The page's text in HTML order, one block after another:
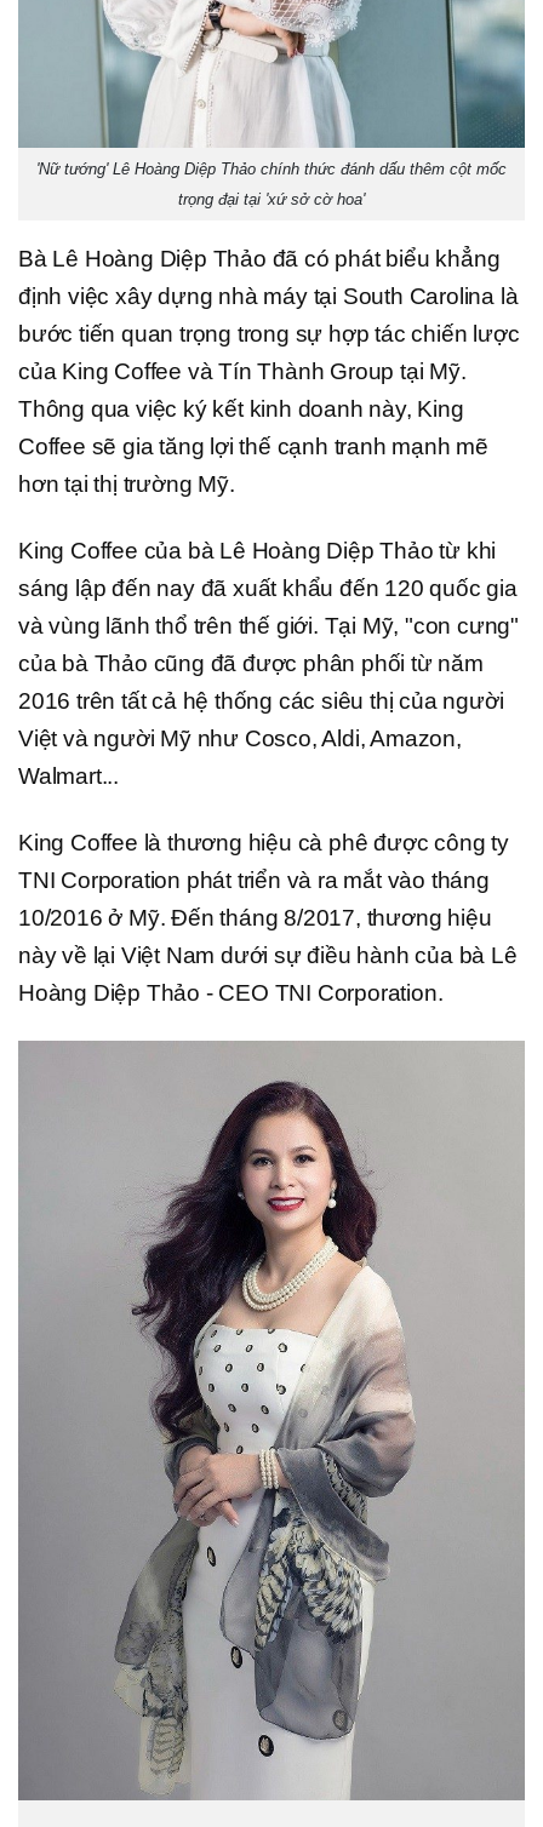
'Nữ tướng' Lê Hoàng Diệp Thảo chính thức đánh dấu thêm cột mốc
trọng đại tại 'xứ sở cờ hoa'
Bà Lê Hoàng Diệp Thảo đã có phát biểu khẳng
định việc xây dựng nhà máy tại South Carolina là
bước tiến quan trọng trong sự hợp tác chiến lược
của King Coffee và Tín Thành Group tại Mỹ.
Thông qua việc ký kết kinh doanh này, King
Coffee sẽ gia tăng lợi thế cạnh tranh mạnh mẽ
hơn tại thị trường Mỹ.
King Coffee của bà Lê Hoàng Diệp Thảo từ khi
sáng lập đến nay đã xuất khẩu đến 120 quốc gia
và vùng lãnh thổ trên thế giới. Tại Mỹ, "con cưng"
của bà Thảo cũng đã được phân phối từ năm
2016 trên tất cả hệ thống các siêu thị của người
Việt và người Mỹ như Cosco, Aldi, Amazon,
Walmart...
King Coffee là thương hiệu cà phê được công ty
TNI Corporation phát triển và ra mắt vào tháng
10/2016 ở Mỹ. Đến tháng 8/2017, thương hiệu
này về lại Việt Nam dưới sự điều hành của bà Lê
Hoàng Diệp Thảo - CEO TNI Corporation.